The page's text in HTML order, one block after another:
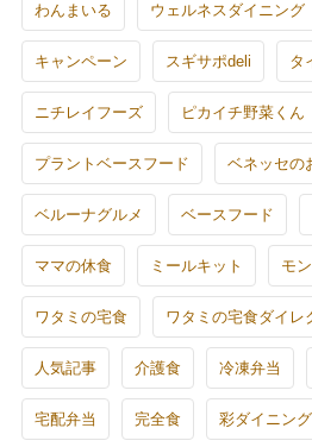
わんまいる ウェルネスダイニング
キャンペーン スギサポdeli タ
ニチレイフーズ ピカイチ野菜くん
プラントベースフード ベネッセの
ベルーナグルメ ベースフード
ママの休食 ミールキット モ
ワタミの宅食 ワタミの宅食ダイレ
人気記事 介護食 冷凍弁当
宅配弁当 完全食 彩ダイニング